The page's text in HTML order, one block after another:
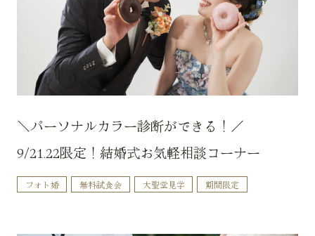
＼パーソナルカラー診断ができる！／
9/21.22限定！結婚式お気軽相談コーナー
フォト婚 無料試食会 大聖堂見学 期間限定